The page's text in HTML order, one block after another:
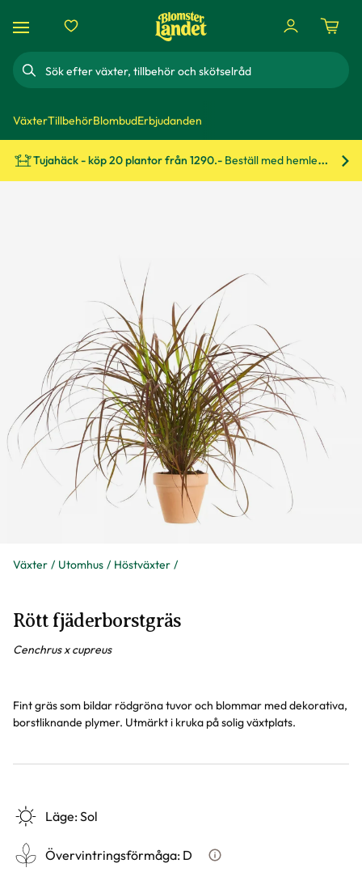
Sök
VäxterTillbehörBlombudErbjudanden
Tujahäck - köp 20 plantor från 1290.- Beställ med hemleverans!
Växter Utomhus Höstväxter
Rött fjäderborstgräs
Cenchrus x cupreus
Fint gräs som bildar rödgröna tuvor och blommar med dekorativa,
borstliknande plymer. Utmärkt i kruka på solig växtplats.
Läge:Sol
Övervintringsförmåga: D Vad betyder